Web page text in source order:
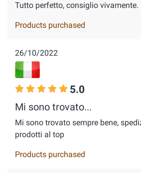
Tutto perfetto, consiglio vivamente.
Products purchased
26/10/2022
5.0
Mi sono trovato...
Mi sono trovato sempre bene,
prodotti al top
Products purchased